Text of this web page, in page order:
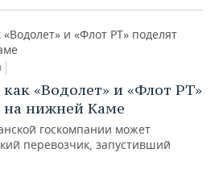
«Водолет» и «Флот РТ»
на нижней Каме
госкомпании может
перевозчик, запустивший